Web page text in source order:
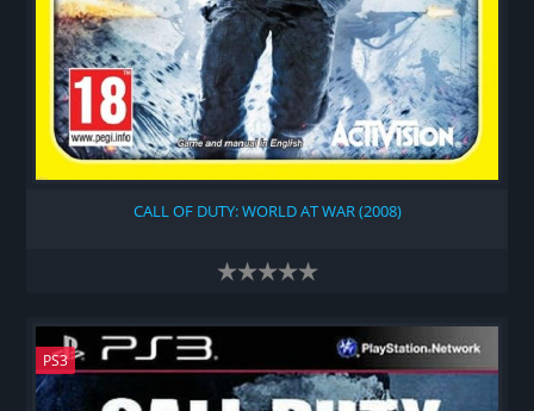
CALL OF DUTY: WORLD AT WAR (2008)
PS3